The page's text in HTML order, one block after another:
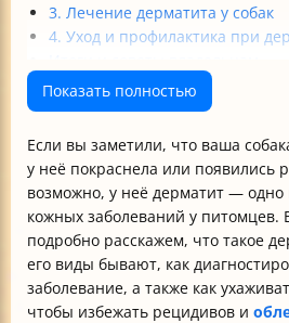
3. Лечение дерматита у собак
4. Уход и профилактика при
Показать полностью
Если вы заметили, что ваша
у неё покраснела или появились
возможно, у неё дерматит — одно
кожных заболеваний у питомцев.
подробно расскажем, что такое
его виды бывают, как
заболевание, а также как
чтобы избежать рецидивов и